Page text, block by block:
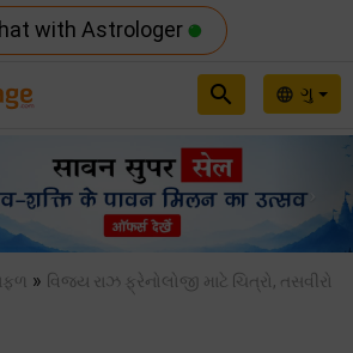
with Astrologer
language ગુ
search
» વિજય રાઝ ફ્રેનોલોજી માટે ચિત્રો, તસવીરો